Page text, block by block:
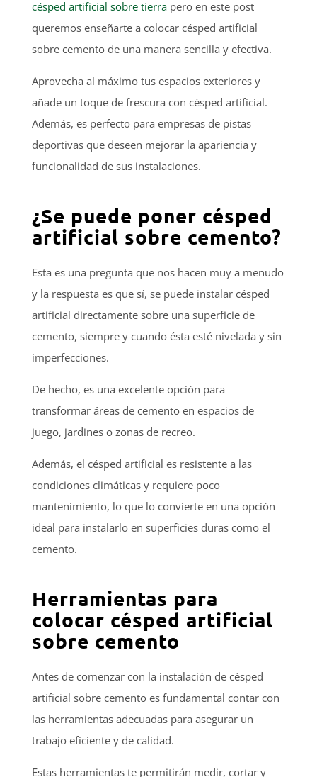
césped artificial sobre tierrapero en este post
queremos enseñarte a colocar césped artificial
sobre cemento de una manera sencilla y efectiva.
Aprovecha al máximo tus espacios exteriores y
añade un toque de frescura con césped artificial.
Además, es perfecto para empresas de pistas
deportivas que deseen mejorar la apariencia y
funcionalidad de sus instalaciones.
¿Se puede poner césped
artificial sobre cemento?
Esta es una pregunta que nos hacen muy a menudo
y la respuesta es que sí, se puede instalar césped
artificial directamente sobre una superficie de
cemento, siempre y cuando ésta esté nivelada y sin
imperfecciones.
De hecho, es una excelente opción para
transformar áreas de cemento en espacios de
juego, jardines o zonas de recreo.
Además, el césped artificial es resistente a las
condiciones climáticas y requiere poco
mantenimiento, lo que lo convierte en una opción
ideal para instalarlo en superficies duras como el
cemento.
Herramientas para
colocar césped artificial
sobre cemento
Antes de comenzar con la instalación de césped
artificial sobre cemento es fundamental contar con
las herramientas adecuadas para asegurar un
trabajo eficiente y de calidad.
Estas herramientas te permitirán medir, cortar y